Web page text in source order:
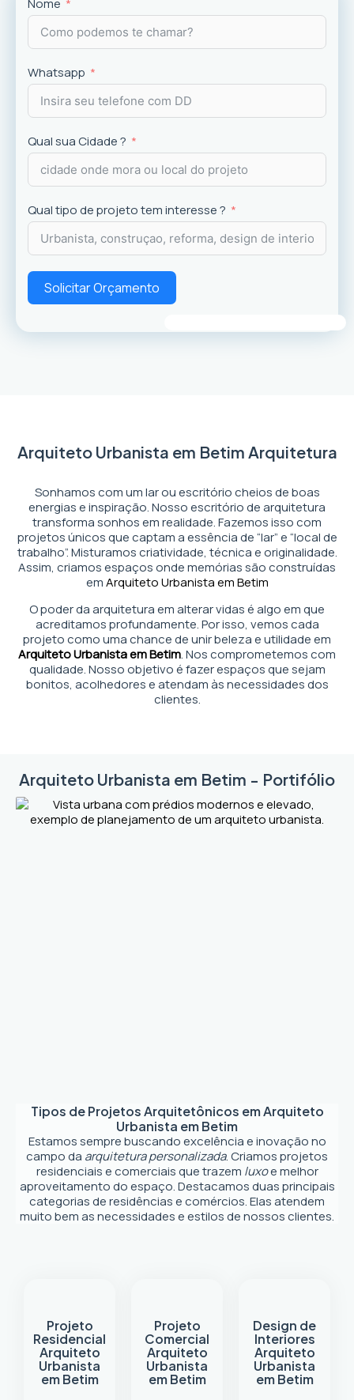
experiência dos usuários.
Nome
Whatsapp
Qual sua Cidade ?
Qual tipo de projeto tem interesse ?
Solicitar Orçamento
Arquiteto Urbanista em Betim Arquitetura
Sonhamos com um lar ou escritório cheios de boas
energias e inspiração. Nosso escritório de arquitetura
transforma sonhos em realidade. Fazemos isso com
projetos únicos que captam a essência de “lar” e “local de
trabalho”. Misturamos criatividade, técnica e originalidade.
Assim, criamos espaços onde memórias são construídas
emArquiteto Urbanista em Betim
O poder da arquitetura em alterar vidas é algo em que
acreditamos profundamente. Por isso, vemos cada
projeto como uma chance de unir beleza e utilidade em
Arquiteto Urbanista em Betim. Nos comprometemos com
qualidade. Nosso objetivo é fazer espaços que sejam
bonitos, acolhedores e atendam às necessidades dos
clientes.
Arquiteto Urbanista em Betim - Portifólio
Tipos de Projetos Arquitetônicos emArquiteto
Urbanista em Betim
Estamos sempre buscando excelência e inovação no
campo da arquitetura personalizada. Criamos projetos
residenciais e comerciais que trazem luxoe melhor
aproveitamento do espaço. Destacamos duas principais
categorias de residências e comércios. Elas atendem
muito bem as necessidades e estilos de nossos clientes.
Projeto
Residencial
Arquiteto
Urbanista
em Betim
Projeto
Comercial
Arquiteto
Urbanista
em Betim
Design de
Interiores
Arquiteto
Urbanista
em Betim